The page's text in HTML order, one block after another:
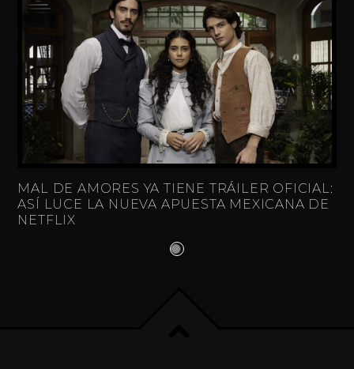
MAL DE AMORES YA TIENE TRÁILER OFICIAL:
ASÍ LUCE LA NUEVA APUESTA MEXICANA DE
NETFLIX